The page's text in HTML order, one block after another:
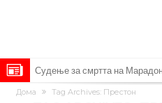
Судење за смртта на
Англиски репрезентативец
Дома Tag Archives: Престон